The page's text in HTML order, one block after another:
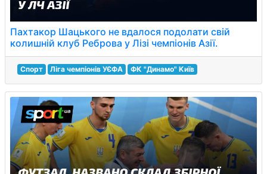
Пахтакор Шацького не вдалося подолати свій
колишній клуб Реброва у Лізі чемпіонів Азії.
Спорт Ліга чемпіонів УЄФА ФК "Динамо" Київ